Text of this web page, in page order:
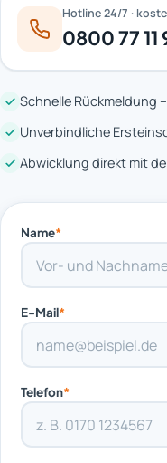
Hotline 24/7 ·
0800 77 11
Schnelle Rückmeldung
Unverbindliche
Abwicklung direkt mit
Name*
E-Mail*
Telefon*